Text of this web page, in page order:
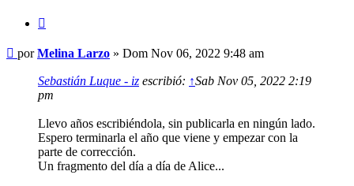
Mensaje
porMelina Larzo » Dom Nov 06, 2022 9:48 am
Sebastián Luque - iz escribió: ↑Sab Nov 05, 2022 2:19
pm
Llevo años escribiéndola, sin publicarla en ningún lado.
Espero terminarla el año que viene y empezar con la
parte de corrección.
Un fragmento del día a día de Alice...